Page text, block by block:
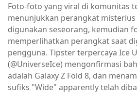
Foto-foto yang viral di komunitas
menunjukkan perangkat
digunakan seseorang, kemudian
memperlihatkan perangkat saat
pengguna. Tipster terpercaya Ice
(@UniverseIce) mengonfirmasi
adalah Galaxy Z Fold 8, dan
sufiks "Wide" apparently telah